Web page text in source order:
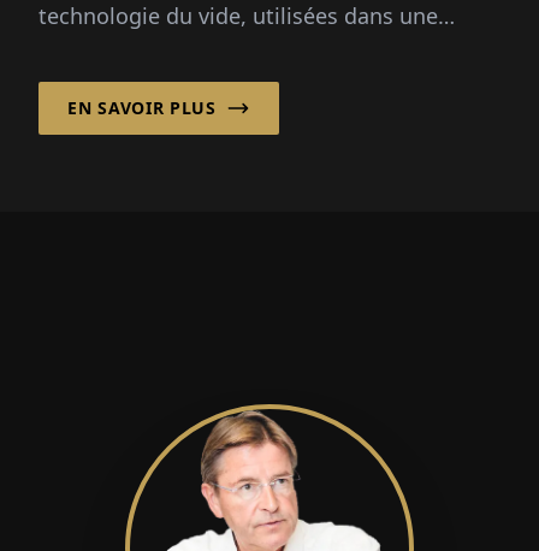
technologie du vide, utilisées dans une
de semi-conducteurs...
EN SAVOIR PLUS